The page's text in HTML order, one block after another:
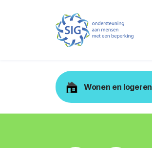
Wonen en logeren